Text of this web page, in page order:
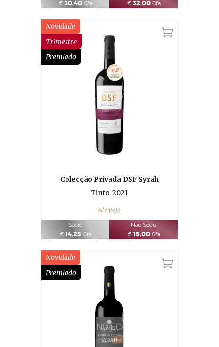
€ 30,40 Gfa
€ 32,00 Gfa
Novidade
Trimestre
Premiado
Colecção Privada DSF Syrah
Tinto 2021
Alentejo
Sócio
€ 14,25 Gfa
Não Sócio
€ 15,00 Gfa
Novidade
Premiado